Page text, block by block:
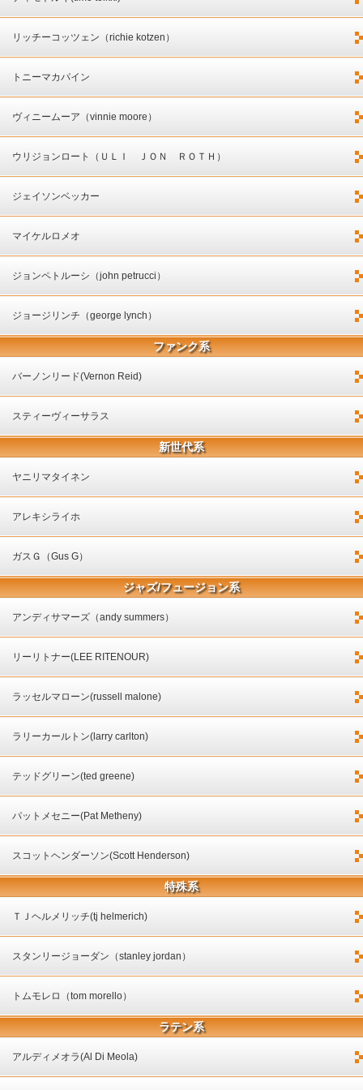
リッチーコッツェン（richie kotzen）
トニーマカパイン
ヴィニームーア（vinnie moore）
ウリジョンロート（ＵＬＩ ＪＯＮ ＲＯＴＨ）
ジェイソンベッカー
マイケルロメオ
ジョンペトルーシ（john petrucci）
ジョージリンチ（george lynch）
ファンク系
バーノンリード(Vernon Reid)
スティーヴィーサラス
新世代系
ヤニリマタイネン
アレキシライホ
ガスＧ（Gus G）
ジャズ/フュージョン系
アンディサマーズ（andy summers）
リーリトナー(LEE RITENOUR)
ラッセルマローン(russell malone)
ラリーカールトン(larry carlton)
テッドグリーン(ted greene)
パットメセニー(Pat Metheny)
スコットヘンダーソン(Scott Henderson)
特殊系
ＴＪヘルメリッチ(tj helmerich)
スタンリージョーダン（stanley jordan）
トムモレロ（tom morello）
ラテン系
アルディメオラ(Al Di Meola)